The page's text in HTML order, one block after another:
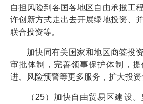
自担风险到各国各地区自由承揽工
许创新方式走出去开展绿地投资、
联合投资等。
加快同有关国家和地区商签投
审批体制，完善领事保护体制，
进、风险预警等更多服务，扩大投资
（25）加快自由贸易区建设